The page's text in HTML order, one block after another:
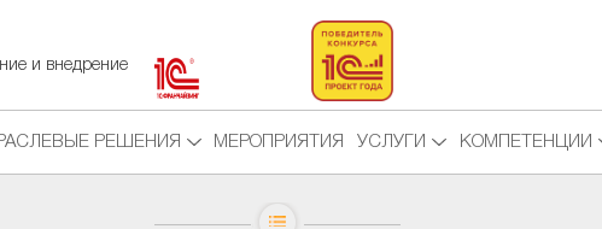
и внедрение
РЕШЕНИЯ МЕРОПРИЯТИЯ УСЛУГИ КОМПЕТЕНЦИИ